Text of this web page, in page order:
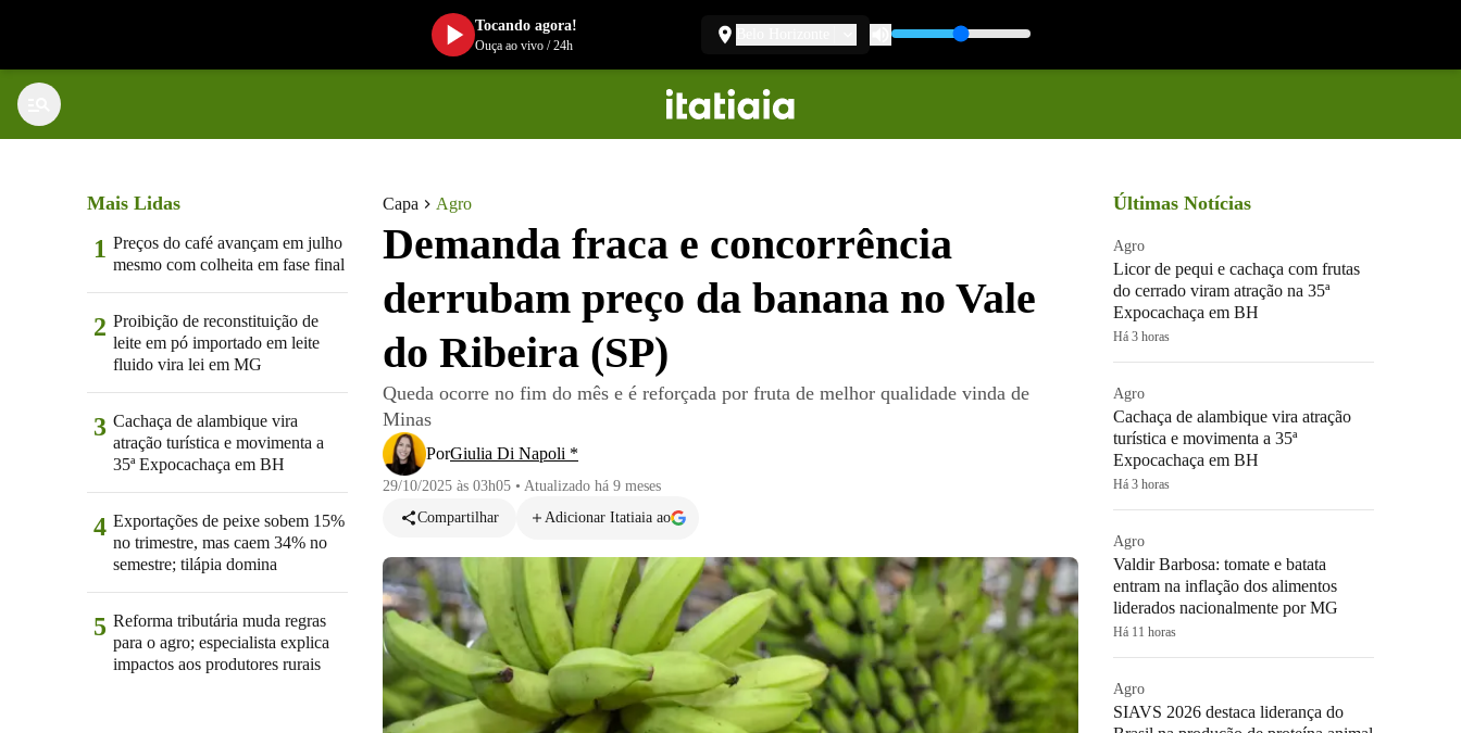
Capa Agro
Demanda fraca e concorrência
derrubam preço da banana no Vale
do Ribeira (SP)
Queda ocorre no fim do mês e é reforçada por fruta de melhor qualidade vinda de
Minas
PorGiulia Di Napoli *
29/10/2025 às 03h05 • Atualizado há 9 meses
Compartilhar
Adicionar Itatiaia ao
Mais Lidas
1 Preços do café avançam em julho
mesmo com colheita em fase final
2 Proibição de reconstituição de
leite em pó importado em leite
fluido vira lei em MG
3 Cachaça de alambique vira
atração turística e movimenta a
35ª Expocachaça em BH
4 Exportações de peixe sobem 15%
no trimestre, mas caem 34% no
semestre; tilápia domina
5 Reforma tributária muda regras
para o agro; especialista explica
impactos aos produtores rurais
Últimas Notícias
Agro
Licor de pequi e cachaça com frutas
do cerrado viram atração na 35ª
Expocachaça em BH
Há 3 horas
Agro
Cachaça de alambique vira atração
turística e movimenta a 35ª
Expocachaça em BH
Há 3 horas
Agro
Valdir Barbosa: tomate e batata
entram na inflação dos alimentos
liderados nacionalmente por MG
Há 11 horas
Agro
SIAVS 2026 destaca liderança do
Tocando agora!
Ouça ao vivo/24h